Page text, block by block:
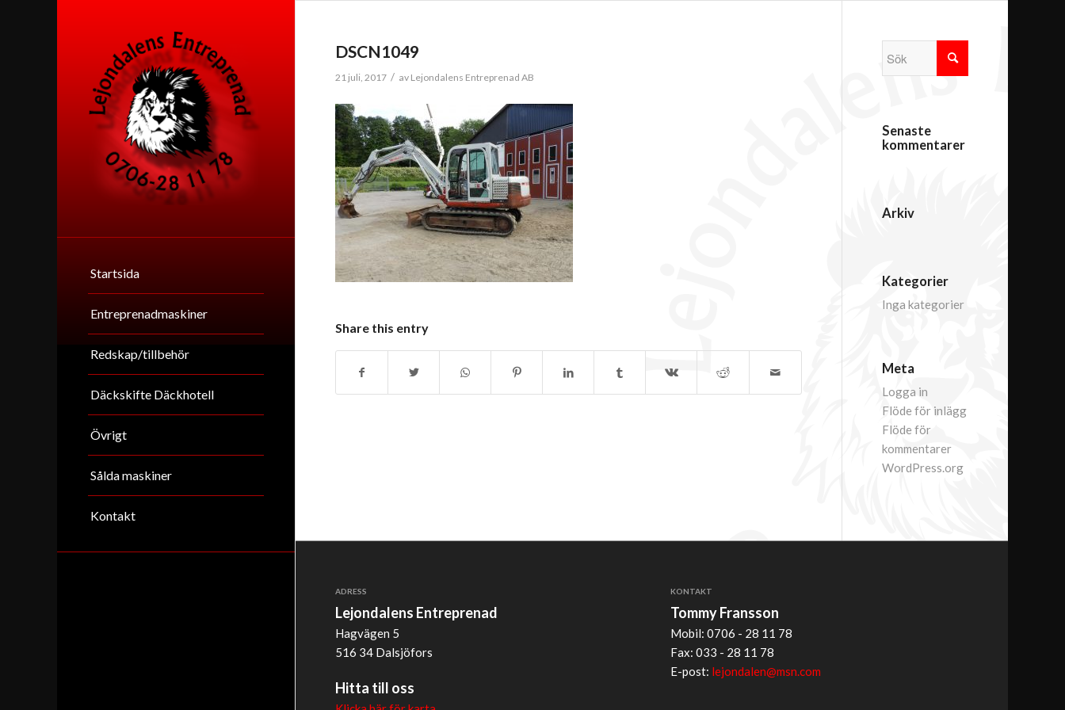
Startsida
Entreprenadmaskiner
Redskap/tillbehör
Däckskifte Däckhotell
Övrigt
Sålda maskiner
Kontakt
DSCN1049
21 juli, 2017 / av Lejondalens Entreprenad AB
Share this entry
Senaste
kommentarer
Arkiv
Kategorier
Inga kategorier
Meta
Logga in
Flöde för inlägg
Flöde för
kommentarer
WordPress.org
ADRESS
Lejondalens Entreprenad
Hagvägen 5
516 34 Dalsjöfors
Hitta till oss
KONTAKT
Tommy Fransson
Mobil: 0706 - 28 11 78
Fax: 033 - 28 11 78
E-post: lejondalen@msn.com